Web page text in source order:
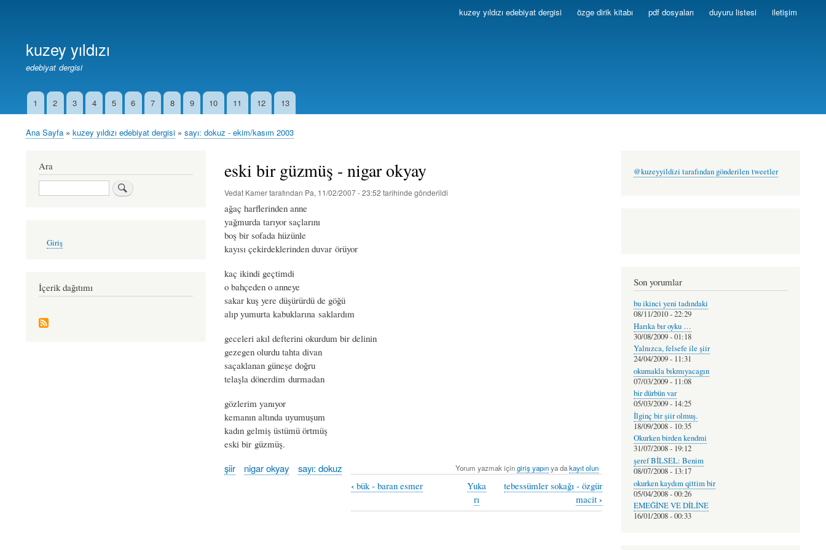
kuzey yıldızı edebiyat dergisi özge dirik kitabı pdf dosyaları duyuru listesi iletişim
kuzey yıldızı
edebiyat dergisi
İkincil1 2 3 4 5 6 7 8 9 10 11 12 13
Sayfa
Ana Sayfa kuzey yıldızı edebiyat dergisi sayı: dokuz - ekim/kasım 2003
eski bir güzmüş - nigar okyay
Vedat Kamertarafından Pa, 11/02/2007 - 23:52 tarihinde gönderildi
ağaç harflerinden anne
yağmurda tarıyor saçlarını
boş bir sofada hüzünle
kayısı çekirdeklerinden duvar örüyor
kaç ikindi geçtimdi
o bahçeden o anneye
sakar kuş yere düşürürdü de göğü
alıp yumurta kabuklarına saklardım
geceleri akıl defterini okurdum bir delinin
gezegen olurdu tahta divan
saçaklanan güneşe doğru
telaşla dönerdim durmadan
gözlerim yanıyor
kemanın altında uyumuşum
kadın gelmiş üstümü örtmüş
eski bir güzmüş.
şiir nigar okyay sayı: dokuz Yorum yazmak içingiriş yapınya dakayıt olun
‹ bük - baran esmer
Yuka
rı
tebessümler sokağı - özgür
macit ›
Ara
Ara
account
Giriş
İçerik dağıtımı
@kuzeyyildizi tarafından gönderilen tweetler
Son yorumlar
bu ikinci yeni tadındaki
08/11/2010 - 22:29
Harıka bır oyku …
30/08/2009 - 01:18
Yalnızca, felsefe ile şiir
24/04/2009 - 11:31
okumakla bıkmıyacagın
07/03/2009 - 11:08
bir dürbün var
05/03/2009 - 14:25
İlginç bir şiir olmuş.
18/09/2008 - 10:35
Okurken birden kendmi
31/07/2008 - 19:12
şeref BİLSEL: Benim
08/07/2008 - 13:17
okurken kaydım qittim bir
05/04/2008 - 00:26
EMEĞİNE VE DİLİNE
16/01/2008 - 00:33